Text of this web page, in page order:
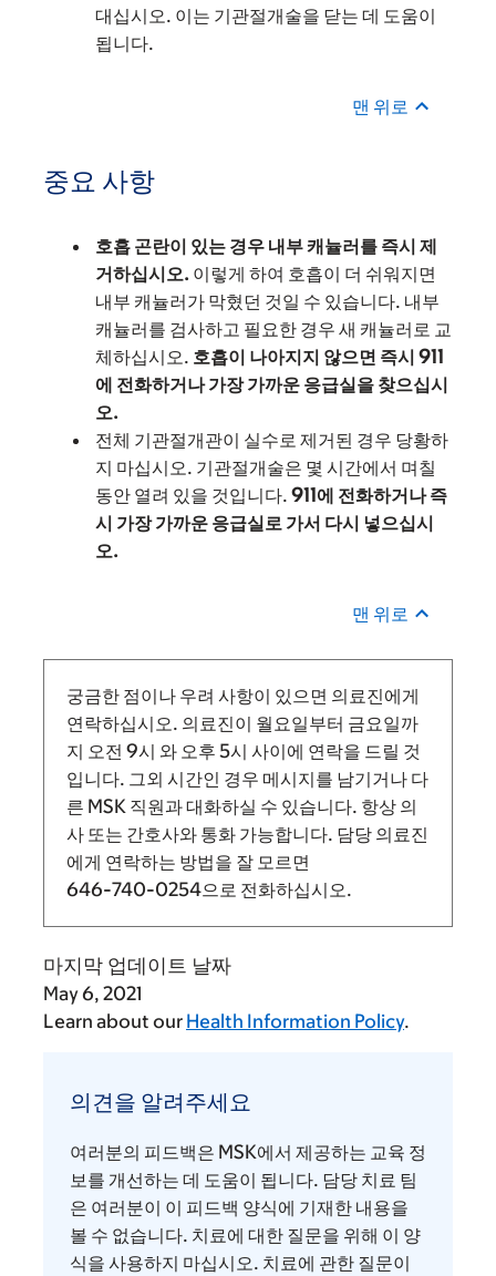
대십시오. 이는 기관절개술을 닫는 데 도움이
됩니다.
맨 위로
중요 사항
호흡 곤란이 있는 경우 내부 캐뉼러를 즉시 제
거하십시오. 이렇게 하여 호흡이 더 쉬워지면
내부 캐뉼러가 막혔던 것일 수 있습니다. 내부
캐뉼러를 검사하고 필요한 경우 새 캐뉼러로 교
체하십시오. 호흡이 나아지지 않으면 즉시 911
에 전화하거나 가장 가까운 응급실을 찾으십시
오.
전체 기관절개관이 실수로 제거된 경우 당황하
지 마십시오. 기관절개술은 몇 시간에서 며칠
동안 열려 있을 것입니다. 911에 전화하거나 즉
시 가장 가까운 응급실로 가서 다시 넣으십시
오.
맨 위로
궁금한 점이나 우려 사항이 있으면 의료진에게
연락하십시오. 의료진이 월요일부터 금요일까
지 오전 9시 와 오후 5시 사이에 연락을 드릴 것
입니다. 그외 시간인 경우 메시지를 남기거나 다
른 MSK 직원과 대화하실 수 있습니다. 항상 의
사 또는 간호사와 통화 가능합니다. 담당 의료진
에게 연락하는 방법을 잘 모르면
646-740-0254으로 전화하십시오.
마지막 업데이트 날짜
May 6, 2021
Learn about our Health Information Policy.
견
알
려
주
세
요
의견을 알려주세요
여러분의 피드백은 MSK에서 제공하는 교육 정
보를 개선하는 데 도움이 됩니다. 담당 치료 팀
은 여러분이 이 피드백 양식에 기재한 내용을
볼 수 없습니다. 치료에 대한 질문을 위해 이 양
식을 사용하지 마십시오. 치료에 관한 질문이